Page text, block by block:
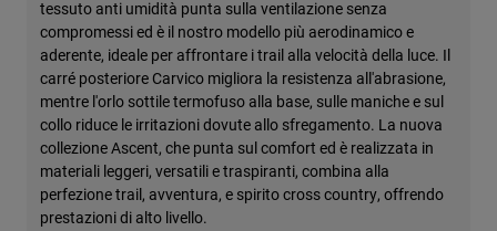
Vedi tutto
tessuto anti umidità punta sulla ventilazione senza
compromessi ed è il nostro modello più aerodinamico e
aderente, ideale per affrontare i trail alla velocità della luce. Il
carré posteriore Carvico migliora la resistenza all'abrasione,
mentre l'orlo sottile termofuso alla base, sulle maniche e sul
collo riduce le irritazioni dovute allo sfregamento. La nuova
collezione Ascent, che punta sul comfort ed è realizzata in
materiali leggeri, versatili e traspiranti, combina alla
perfezione trail, avventura, e spirito cross country, offrendo
prestazioni di alto livello.